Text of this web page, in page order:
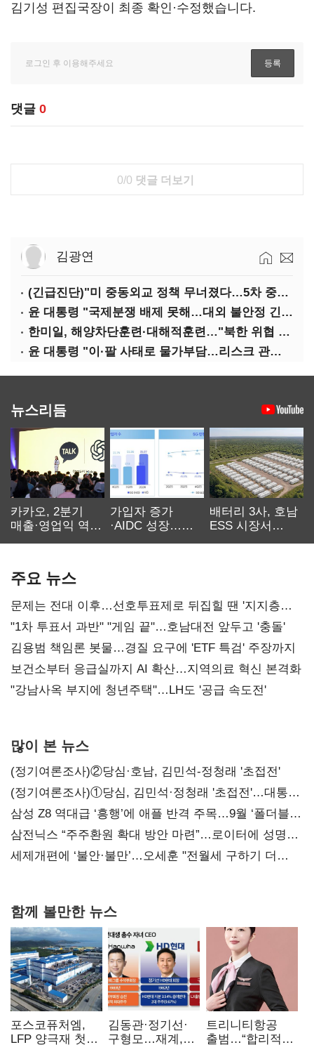
김기성 편집국장이 최종 확인·수정했습니다.
댓글 0
0/0 댓글 더보기
김광연
(긴급진단)"미 중동외교 정책 무너졌다…5차 중동전 가능성은 낮아"
윤 대통령 "국제분쟁 배제 못해…대외 불안정 긴밀대응"
한미일, 해양차단훈련·대해적훈련…"북한 위협 억제"
윤 대통령 "이·팔 사태로 물가부담…리스크 관리 만전 기해야"
뉴스리듬
카카오, 2분기
매출·영업익 역대
가입자 증가
·AIDC 성장…
배터리 3사, 호남
ESS 시장서
주요 뉴스
문제는 전대 이후…선호투표제로 뒤집힐 땐 '지지층
불복'
"1차 투표서 과반" "게임 끝"…호남대전 앞두고 '충돌'
김용범 책임론 봇물…경질 요구에 'ETF 특검' 주장까지
보건소부터 응급실까지 AI 확산…지역의료 혁신 본격화
"강남사옥 부지에 청년주택"…LH도 '공급 속도전'
많이 본 뉴스
(정기여론조사)②당심·호남, 김민석-정청래 '초접전'
(정기여론조사)①당심, 김민석·정청래 '초접전'…대통령
지지도 '50% 아래로'(종합)
삼성 Z8 역대급 ‘흥행’에 애플 반격 주목…9월 ‘폴더블
대전’
삼전닉스 “주주환원 확대 방안 마련”…로이터에 성명
보내
세제개편에 ‘불안·불만’…오세훈 "전월세 구하기 더
함께 볼만한 뉴스
포스코퓨처엠,
LFP 양극재 첫
김동관·정기선·
구형모…재계,
트리니티항공
출범…“합리적